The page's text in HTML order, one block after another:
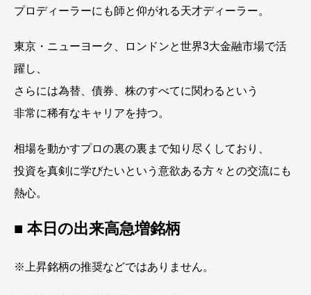
プロディーラーにも師と仰がれる天才ディーラー。
東京・ニューヨーク、ロンドンと世界3大金融市場で活
躍し、
さらには為替、債券、株のすべてに関わるという
非常に稀有なキャリアを持つ。
相場を動かすプロの裏の裏まで知り尽くしており、
投資を真剣に学びたいという意欲ある方々との交流にも
熱心。
■ 本日の出来高急増銘柄
※上昇銘柄の推奨などではありません。